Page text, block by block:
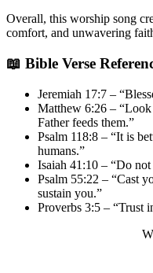
Overall, this worship song
comfort, and unwavering
📖 Bible Verse
Jeremiah 17:7 –
Matthew 6:26 –
Father feeds them.”
Psalm 118:8 – “It is
humans.”
Isaiah 41:10 – “Do
Psalm 55:22 – “Cast
sustain you.”
Proverbs 3:5 – “Trust